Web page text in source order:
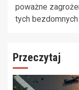
poważne
tych bezdomnych
Przeczytaj